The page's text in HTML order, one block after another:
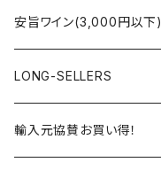
ラングドック・ルーション
アルザス
ロワール
ロワール
ローヌ
ラングドック
フランス
日本
イタリア
アルザス
ドイツ
オーストラリア
安旨ワイン(3,000円以下)
LONG-SELLERS
輸入元協賛お買い得！